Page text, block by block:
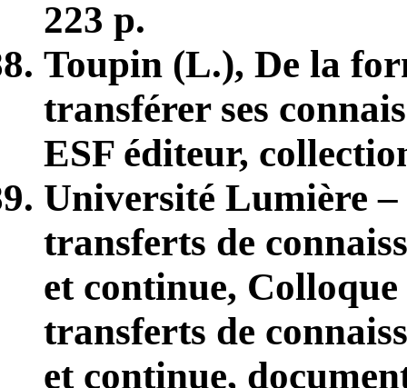
223 p.
Toupin (L.), De la
transférer ses
ESF éditeur,
Université Lumière
transferts de
et continue,
transferts de
et continue,